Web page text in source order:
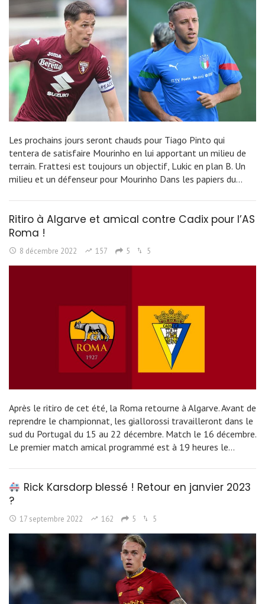
Les prochains jours seront chauds pour Tiago Pinto qui
tentera de satisfaire Mourinho en lui apportant un milieu de
terrain. Frattesi est toujours un objectif, Lukic en plan B. Un
milieu et un défenseur pour Mourinho Dans les papiers du…
Ritiro à Algarve et amical contre Cadix pour l’AS
Roma !
8 décembre 2022 157 5 5
Après le ritiro de cet été, la Roma retourne à Algarve. Avant de
reprendre le championnat, les giallorossi travailleront dans le
sud du Portugal du 15 au 22 décembre. Match le 16 décembre.
Le premier match amical programmé est à 19 heures le…
Rick Karsdorp blessé ! Retour en janvier 2023
?
17 septembre 2022 162 5 5